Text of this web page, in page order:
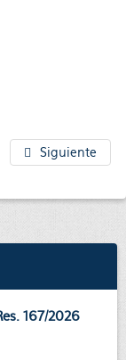
Siguiente
167/2026